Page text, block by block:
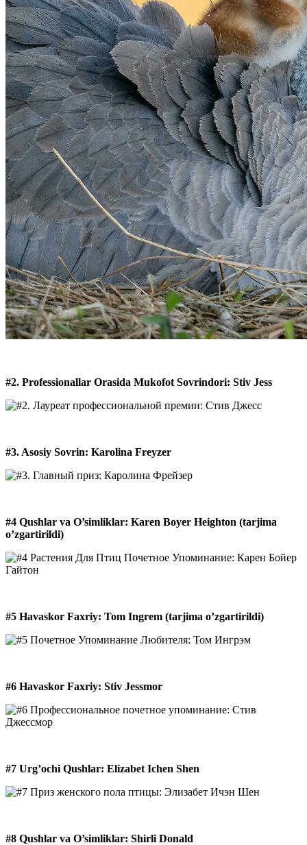
#2. Professionallar Orasida Mukofot Sovrindori: Stiv Jess
#3. Asosiy Sovrin: Karolina Freyzer
#4 Qushlar va O’simliklar: Karen Boyer Heighton (tarjima
o’zgartirildi)
#5 Havaskor Faxriy: Tom Ingrem (tarjima o’zgartirildi)
#6 Havaskor Faxriy: Stiv Jessmor
#7 Urg’ochi Qushlar: Elizabet Ichen Shen
#8 Qushlar va O’simliklar: Shirli Donald